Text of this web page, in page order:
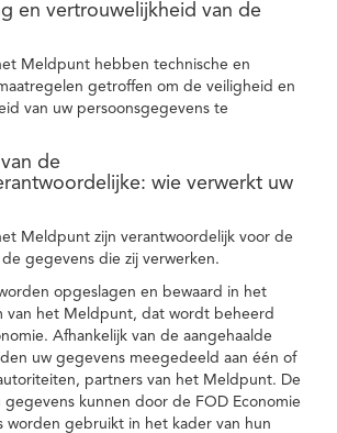
en vertrouwelijkheid van de
Meldpunt hebben technische en
getroffen om de veiligheid en
van uw persoonsgegevens te
de
wie verwerkt uw
Meldpunt zijn verantwoordelijk voor de
gegevens die zij verwerken.
opgeslagen en bewaard in het
van het Meldpunt, dat wordt beheerd
Afhankelijk van de aangehaalde
uw gegevens meegedeeld aan één of
partners van het Meldpunt. De
gegevens kunnen door de FOD Economie
worden gebruikt in het kader van hun